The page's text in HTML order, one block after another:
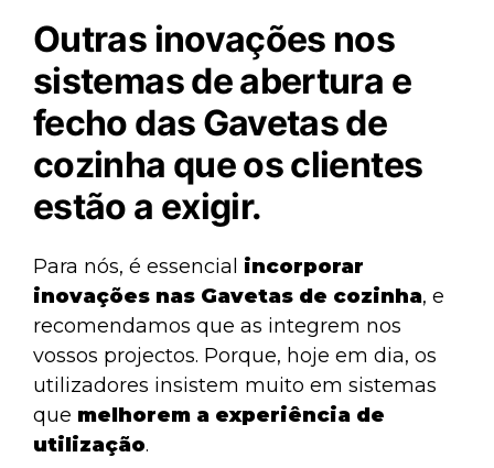
Outras inovações nos
sistemas de abertura e
fecho das Gavetas de
cozinha que os clientes
estão a exigir.
Para nós, é essencial incorporar
inovações nas Gavetas de cozinha, e
recomendamos que as integrem nos
vossos projectos. Porque, hoje em dia, os
utilizadores insistem muito em sistemas
que melhorem a experiência de
utilização.